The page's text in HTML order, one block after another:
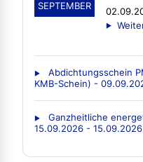
SEPTEMBER
Abdichtungsschein
KMB-Schein) -
Ganzheitliche
15.09.2026 -